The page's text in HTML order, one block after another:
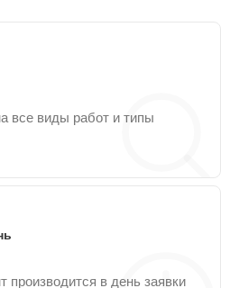
все виды работ и типы
производится в день заявки